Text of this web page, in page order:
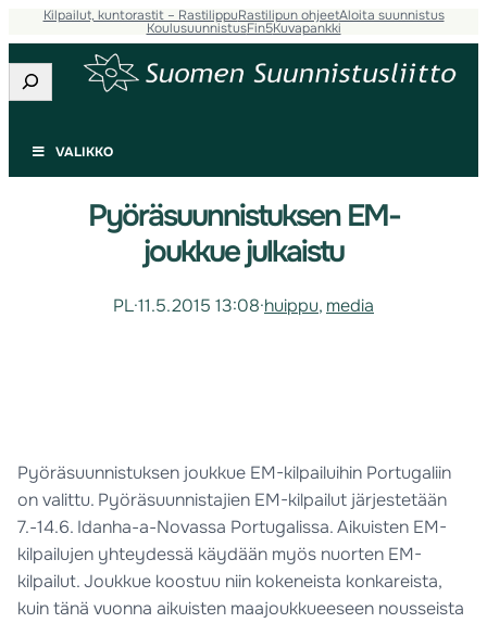
Kilpailut, kuntorastit – RastilippuRastilipun ohjeetAloita suunnistus
KoulusuunnistusFin5Kuvapankki
Etsi
VALIKKO
Pyöräsuunnistuksen EM-
joukkue julkaistu
PL·11.5.2015 13:08·huippu, media
Pyöräsuunnistuksen joukkue EM-kilpailuihin Portugaliin
on valittu. Pyöräsuunnistajien EM-kilpailut järjestetään
7.-14.6. Idanha-a-Novassa Portugalissa. Aikuisten EM-
kilpailujen yhteydessä käydään myös nuorten EM-
kilpailut. Joukkue koostuu niin kokeneista konkareista,
kuin tänä vuonna aikuisten maajoukkueeseen nousseista